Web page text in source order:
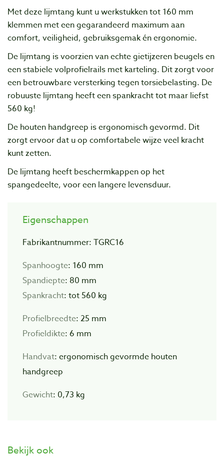
Met deze lijmtang kunt u werkstukken tot 160 mm
klemmen met een gegarandeerd maximum aan
comfort, veiligheid, gebruiksgemak én ergonomie.
De lijmtang is voorzien van echte gietijzeren beugels en
een stabiele volprofielrails met karteling. Dit zorgt voor
een betrouwbare versterking tegen torsiebelasting. De
robuuste lijmtang heeft een spankracht tot maar liefst
560 kg!
De houten handgreep is ergonomisch gevormd. Dit
zorgt ervoor dat u op comfortabele wijze veel kracht
kunt zetten.
De lijmtang heeft beschermkappen op het
spangedeelte, voor een langere levensduur.
Eigenschappen
Fabrikantnummer: TGRC16
Spanhoogte: 160 mm
Spandiepte: 80 mm
Spankracht: tot 560 kg
Profielbreedte: 25 mm
Profieldikte: 6 mm
Handvat: ergonomisch gevormde houten
handgreep
Gewicht: 0,73 kg
Bekijk ook